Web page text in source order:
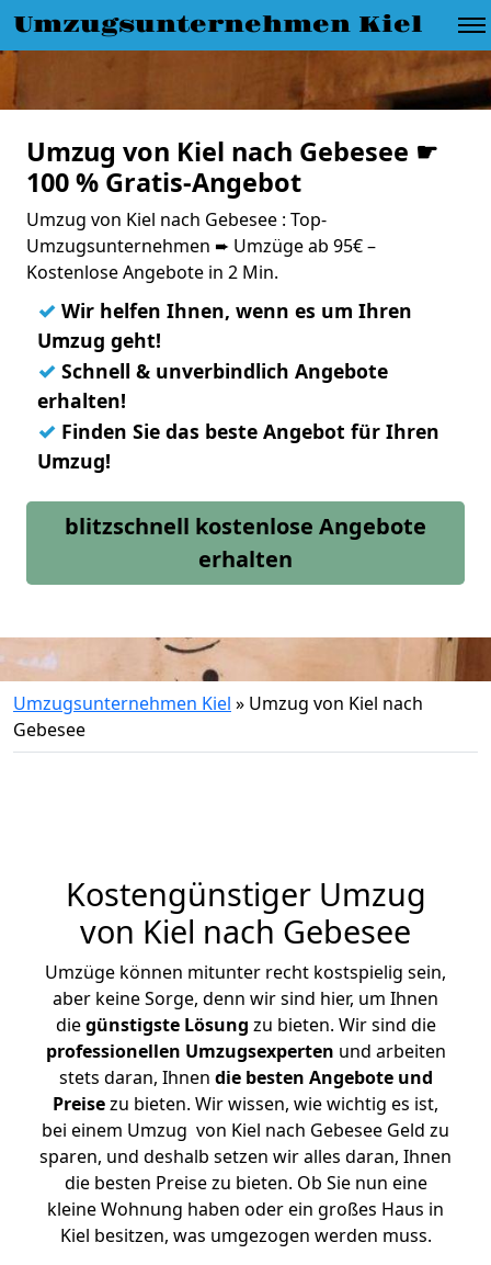
Umzugsunternehmen Kiel
Umzug von Kiel nach Gebesee ☛
100 % Gratis-Angebot
Umzug von Kiel nach Gebesee : Top-
Umzugsunternehmen ➨ Umzüge ab 95€ –
Kostenlose Angebote in 2 Min.
✓ Wir helfen Ihnen, wenn es um Ihren
Umzug geht!
✓ Schnell & unverbindlich Angebote
erhalten!
✓ Finden Sie das beste Angebot für Ihren
Umzug!
blitzschnell kostenlose Angebote
erhalten
Umzugsunternehmen Kiel » Umzug von Kiel nach
Gebesee
Kostengünstiger Umzug
von Kiel nach Gebesee
Umzüge können mitunter recht kostspielig sein,
aber keine Sorge, denn wir sind hier, um Ihnen
diegünstigste Lösung zu bieten. Wir sind die
professionellen Umzugsexperten und arbeiten
stets daran, Ihnen die besten Angebote und
Preisezu bieten. Wir wissen, wie wichtig es ist,
bei einem Umzug von Kiel nach Gebesee Geld zu
sparen, und deshalb setzen wir alles daran, Ihnen
die besten Preise zu bieten. Ob Sie nun eine
kleine Wohnung haben oder ein großes Haus in
Kiel besitzen, was umgezogen werden muss.